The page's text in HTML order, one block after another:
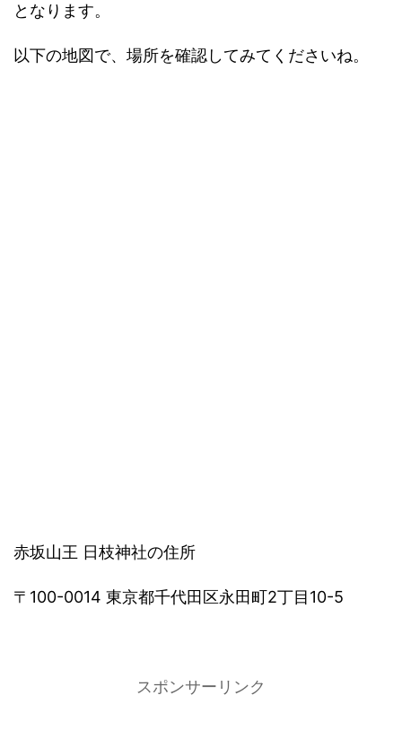
となります。
以下の地図で、場所を確認してみてくださいね。
赤坂山王 日枝神社の住所
〒100-0014 東京都千代田区永田町2丁目10-5
スポンサーリンク